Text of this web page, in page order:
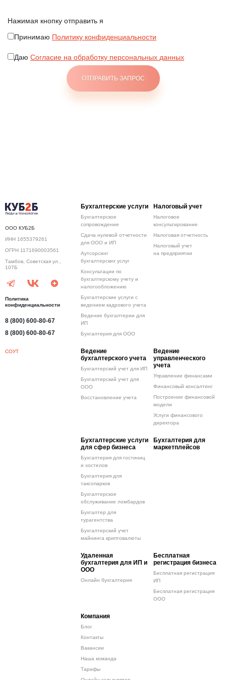
Нажимая кнопку отправить я
Принимаю Политику конфиденциальности
Даю Согласие на обработку персональных данных
ООО КУБ2Б
ИНН 1655379261
ОГРН 1171690003561
Тамбов, Советская ул.,
107Б
Политика
конфиденциальности
8 (800) 600-80-67
8 (800) 600-80-67
СОУТ
Бухгалтерские услуги
Бухгалтерское
сопровождение
Сдача нулевой отчетности
для ООО и ИП
Аутсорсинг
бухгалтерских услуг
Консультации по
бухгалтерскому учету и
налогообложению
Бухгалтерские услуги с
ведением кадрового учета
Ведение бухгалтерии для
ИП
Бухгалтерия для ООО
Налоговый учет
Налоговое
консультирование
Налоговая отчетность
Налоговый учет
на предприятии
Ведение
бухгалтерского учета
Бухгалтерский учет для ИП
Бухгалтерский учет для
ООО
Восстановление учета
Ведение
управленческого
учета
Управление финансами
Финансовый консалтинг
Построение финансовой
модели
Услуги финансового
директора
Бухгалтерские услуги
для сфер бизнеса
Бухгалтерия для гостиниц
и хостелов
Бухгалтерия для
таксопарков
Бухгалтерское
обслуживание ломбардов
Бухгалтер для
турагентства
Бухгалтерский учет
майнинга криптовалюты
Бухгалтерия для
маркетплейсов
Удаленная
бухгалтерия для ИП и
ООО
Онлайн бухгалтерия
Бесплатная
регистрация бизнеса
Бесплатная регистрация
ИП
Бесплатная регистрация
ООО
Компания
Блог
Контакты
Вакансии
Наша команда
Тарифы